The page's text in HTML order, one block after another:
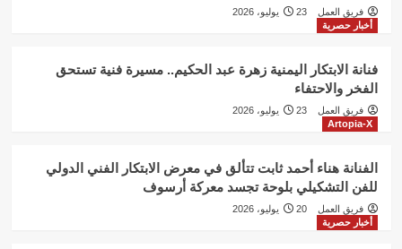
فريق العمل
23 يوليو، 2026
أخبار حصرية
فنانة الابتكار اليمنية زهرة عبد الحكيم.. مسيرة فنية تستحق
الفخر والاحتفاء
فريق العمل
23 يوليو، 2026
Artopia-X
الفنانة هناء أحمد ثابت تتألق في معرض الابتكار الفني الدولي
للفن التشكيلي بلوحة تجسد معركة أرسوف
فريق العمل
20 يوليو، 2026
أخبار حصرية